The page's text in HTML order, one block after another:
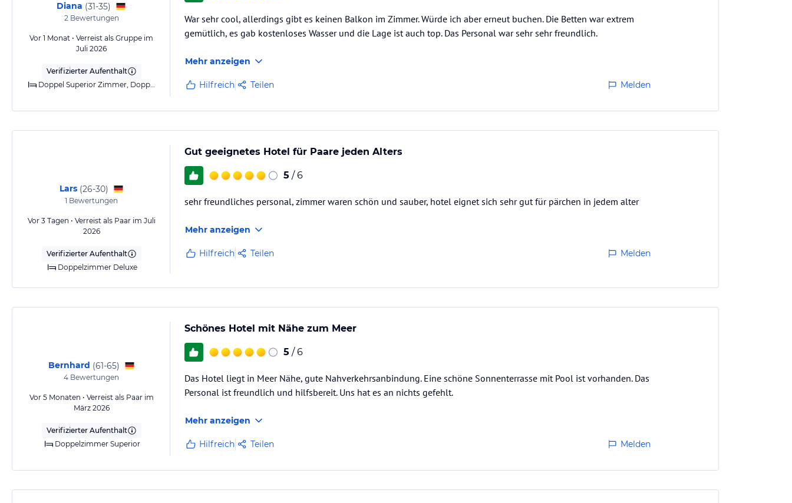
Diana (31-35)
2Bewertungen
Vor 1 Monat • Verreist als Gruppe im
Juli 2026
Verifizierter Aufenthalt
Doppel Superior Zimmer, Doppelbett oder zwei Einzelbetten
War sehr cool, allerdings gibt es keinen Balkon im Zimmer. Würde ich aber erneut buchen. Die Betten war extrem
gemütlich, es gab kostenloses Wasser und die Lage ist auch top. Das Personal war sehr sehr freundlich.
Mehr anzeigen
Hilfreich Teilen Melden
Lars (26-30)
1 Bewertungen
Vor 3 Tagen • Verreist als Paar im Juli
2026
Verifizierter Aufenthalt
Doppelzimmer Deluxe
Gut geeignetes Hotel für Paare jeden Alters
5 / 6
sehr freundliches personal, zimmer waren schön und sauber, hotel eignet sich sehr gut für pärchen in jedem alter
Mehr anzeigen
Hilfreich Teilen Melden
Bernhard (61-65)
4 Bewertungen
Vor 5 Monaten • Verreist als Paar im
März 2026
Verifizierter Aufenthalt
Doppelzimmer Superior
Schönes Hotel mit Nähe zum Meer
5 / 6
Das Hotel liegt in Meer Nähe, gute Nahverkehrsanbindung. Eine schöne Sonnenterrasse mit Pool ist vorhanden. Das
Personal ist freundlich und hilfsbereit. Uns hat es an nichts gefehlt.
Mehr anzeigen
Hilfreich Teilen Melden